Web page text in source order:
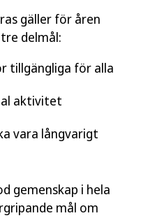
gäller för åren
delmål:
tillgängliga för alla
aktivitet
vara långvarigt
gemenskap i hela
mål om